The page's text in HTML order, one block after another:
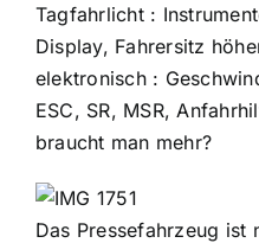
Tagfahrlicht :
Display, Fahrersitz
elektronisch :
ESC, SR, MSR,
braucht man mehr?
Das Pressefahrzeug ist